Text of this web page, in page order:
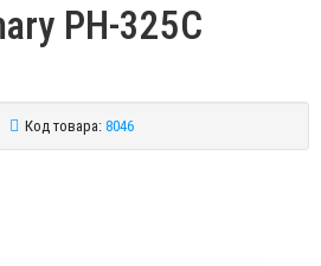
PH-325C
Код товара: 8046